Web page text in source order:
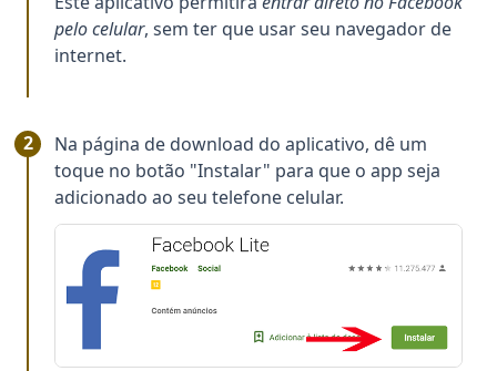
pelo celular, sem ter que usar seu navegador de
internet.
Na página de download do aplicativo, dê um
toque no botão "Instalar" para que o app seja
adicionado ao seu telefone celular.